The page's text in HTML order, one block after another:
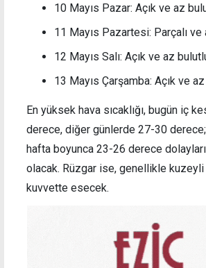
10 Mayıs Pazar: Açık ve az
11 Mayıs Pazartesi: Parçalı ve
12 Mayıs Salı: Açık ve az
13 Mayıs Çarşamba: Açık ve
En yüksek hava sıcaklığı, bugün iç
derece, diğer günlerde 27-30
hafta boyunca 23-26 derece
olacak. Rüzgar ise, genellikle
kuvvette esecek.